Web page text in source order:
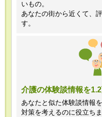
いもの。
あなたの街から近くて、
す。
介護の体験談情報を1.2
あなたと似た体験談情報
対策を考えるのに役立ちま